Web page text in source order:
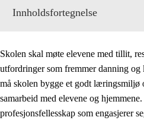
Innholdsfortegnelse
Skolen skal møte elevene med tillit,
utfordringer som fremmer danning
må skolen bygge et godt læringsmiljø
samarbeid med elevene og
profesjonsfellesskap som engasjerer